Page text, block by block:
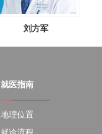
刘方军
就医指南
地理位置